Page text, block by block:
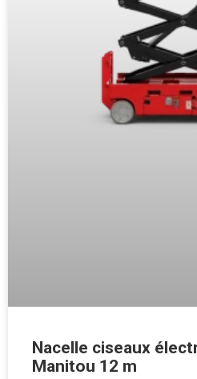
Nacelle ciseaux
Manitou 12 m